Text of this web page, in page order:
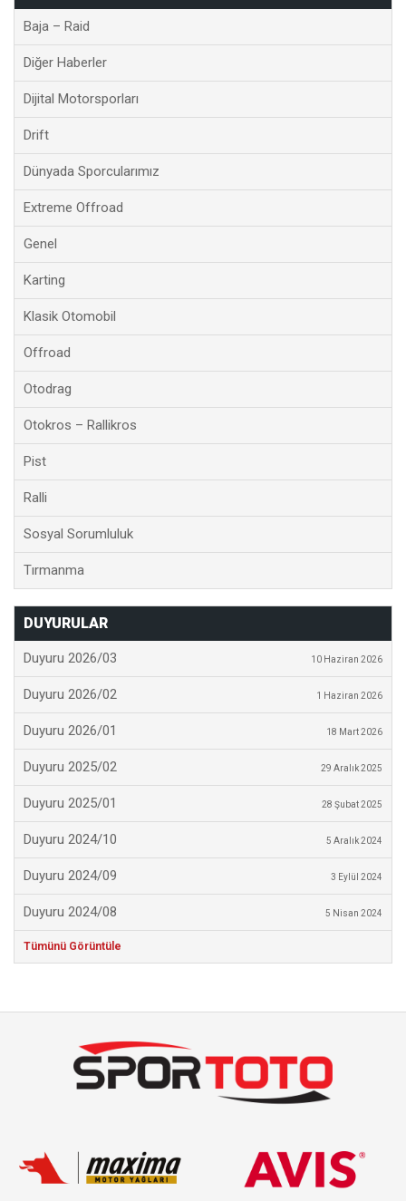
Baja – Raid
Diğer Haberler
Dijital Motorsporları
Drift
Dünyada Sporcularımız
Extreme Offroad
Genel
Karting
Klasik Otomobil
Offroad
Otodrag
Otokros – Rallikros
Pist
Ralli
Sosyal Sorumluluk
Tırmanma
DUYURULAR
Duyuru 2026/03 10 Haziran 2026
Duyuru 2026/02 1 Haziran 2026
Duyuru 2026/01 18 Mart 2026
Duyuru 2025/02 29 Aralık 2025
Duyuru 2025/01 28 Şubat 2025
Duyuru 2024/10 5 Aralık 2024
Duyuru 2024/09 3 Eylül 2024
Duyuru 2024/08 5 Nisan 2024
Tümünü Görüntüle